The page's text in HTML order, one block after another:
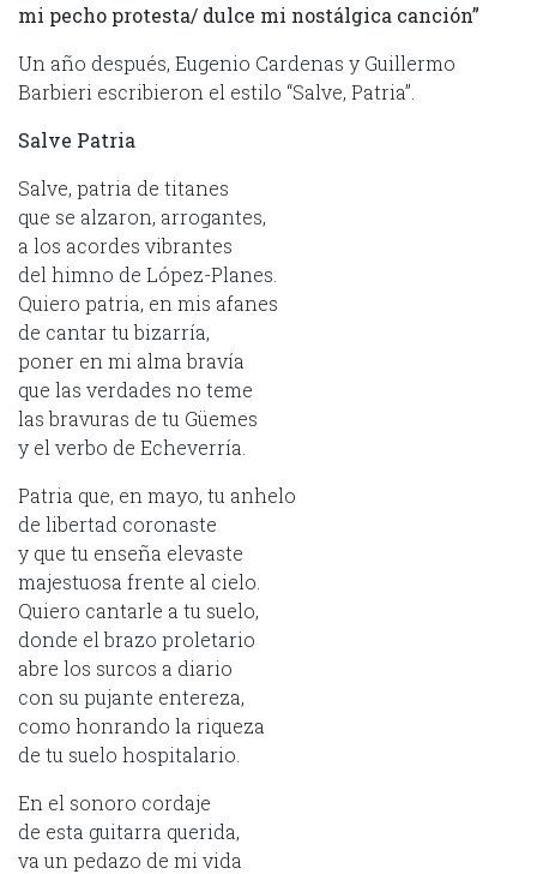
mi pecho protesta/ dulce mi nostálgica canción”
Un año después, Eugenio Cardenas y Guillermo
Barbieri escribieron el estilo “Salve, Patria”.
Salve Patria
Salve, patria de titanes
que se alzaron, arrogantes,
a los acordes vibrantes
del himno de López-Planes.
Quiero patria, en mis afanes
de cantar tu bizarría,
poner en mi alma bravía
que las verdades no teme
las bravuras de tu Güemes
y el verbo de Echeverría.
Patria que, en mayo, tu anhelo
de libertad coronaste
y que tu enseña elevaste
majestuosa frente al cielo.
Quiero cantarle a tu suelo,
donde el brazo proletario
abre los surcos a diario
con su pujante entereza,
como honrando la riqueza
de tu suelo hospitalario.
En el sonoro cordaje
de esta guitarra querida,
va un pedazo de mi vida